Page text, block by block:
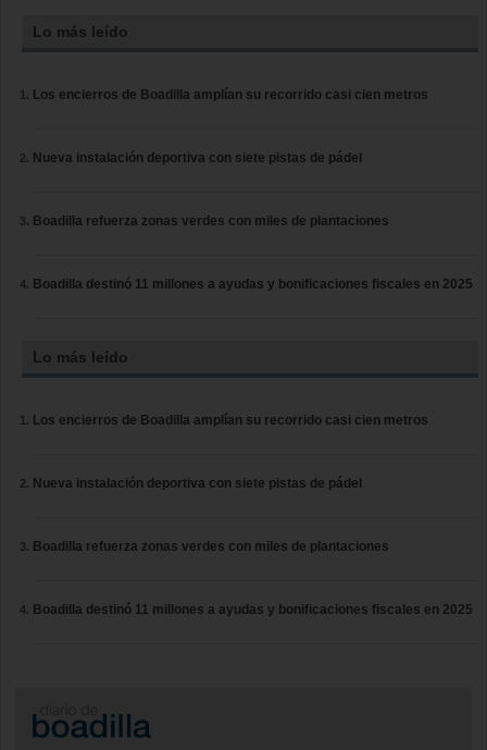
Lo más leído
Los encierros de Boadilla amplían su recorrido casi cien metros
Nueva instalación deportiva con siete pistas de pádel
Boadilla refuerza zonas verdes con miles de plantaciones
Boadilla destinó 11 millones a ayudas y bonificaciones fiscales en 2025
Lo más leído
Los encierros de Boadilla amplían su recorrido casi cien metros
Nueva instalación deportiva con siete pistas de pádel
Boadilla refuerza zonas verdes con miles de plantaciones
Boadilla destinó 11 millones a ayudas y bonificaciones fiscales en 2025